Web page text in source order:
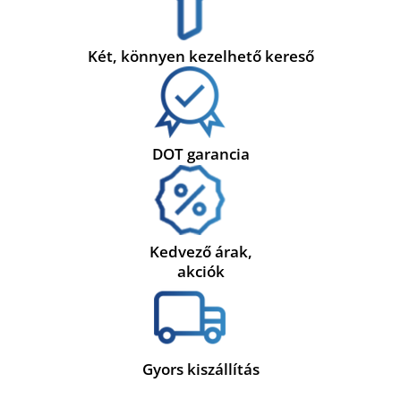
Két, könnyen kezelhető kereső
DOT garancia
Kedvező árak,
akciók
Gyors kiszállítás